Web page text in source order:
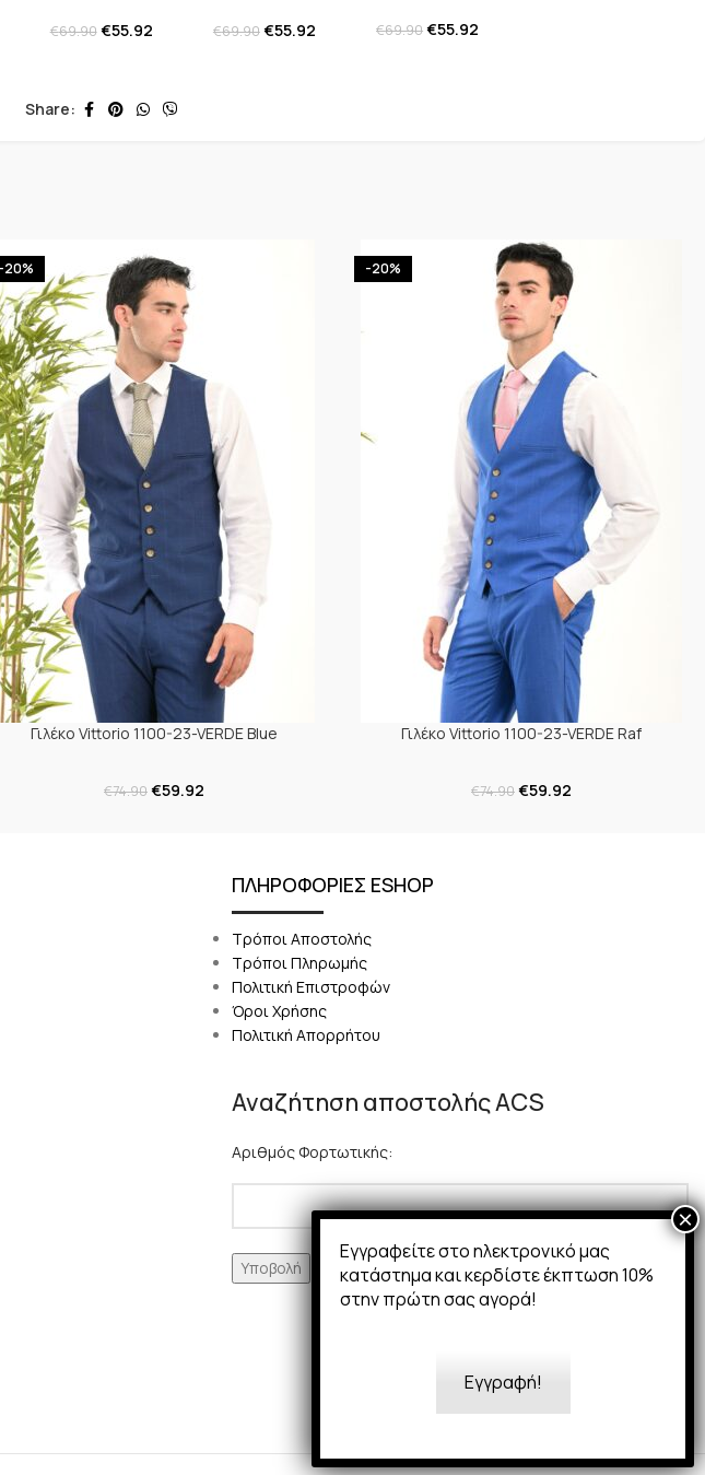
€69.90€55.92 €69.90€55.92 €69.90€55.92
Share:
-20%
Γιλέκο Vittorio 1100-23-VERDE Blue
€74.90€59.92
-20%
Γιλέκο Vittorio 1100-23-VERDE Raf
€74.90€59.92
ΠΛΗΡΟΦΟΡΙΕΣ ESHOP
Τρόποι Αποστολής
Τρόποι Πληρωμής
Πολιτική Επιστροφών
Όροι Χρήσης
Πολιτική Απορρήτου
Αναζήτηση αποστολής ACS
Αριθμός Φορτωτικής:
Εγγραφείτε στο ηλεκτρονικό μας
κατάστημα και κερδίστε έκπτωση 10%
στην πρώτη σας αγορά!
Εγγραφή!